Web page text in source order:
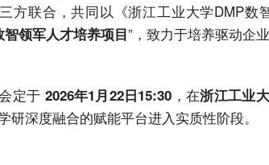
三方联合，共同以《浙江工业大学DMP
智领军人才培养项目”，致力于培养驱动企
定于 2026年1月22日15:30 ，在浙江工业
研深度融合的赋能平台进入实质性阶段。